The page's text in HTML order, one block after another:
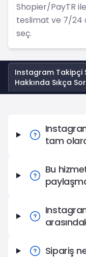
Shopier/PayTR
teslimat ve 7/24
seç.
Instagram Takipçi
Hakkında Sıkça
Sorular
tam
Bu
Sipariş